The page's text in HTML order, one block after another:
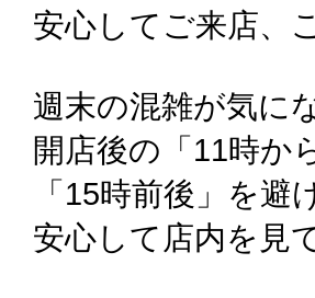
安心してご来店、
週末の混雑が気に
開店後の「11時か
「15時前後」を
安心して店内を見